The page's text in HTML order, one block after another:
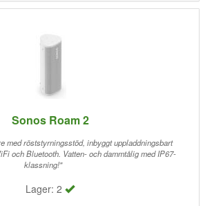
Sonos Roam 2
med röststyrningsstöd, inbyggt uppladdningsbart
och Bluetooth. Vatten- och dammtålig med IP67-
klassning!"
Lager: 2